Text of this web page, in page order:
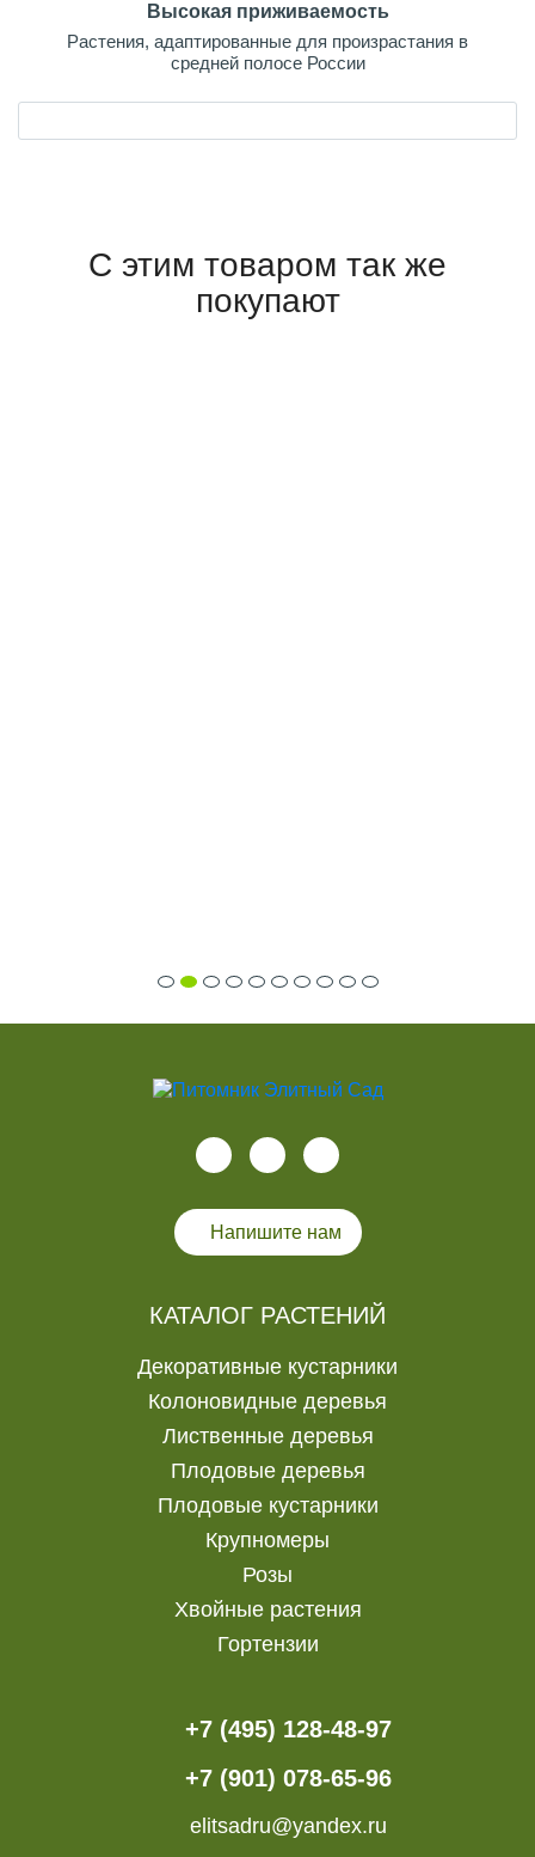
Высокая приживаемость
Растения, адаптированные для произрастания в
средней полосе России
С этим товаром так же
покупают
Напишите нам
КАТАЛОГ РАСТЕНИЙ
Декоративные кустарники
Колоновидные деревья
Лиственные деревья
Плодовые деревья
Плодовые кустарники
Крупномеры
Розы
Хвойные растения
Гортензии
+7 (495) 128-48-97
+7 (901) 078-65-96
elitsadru@yandex.ru